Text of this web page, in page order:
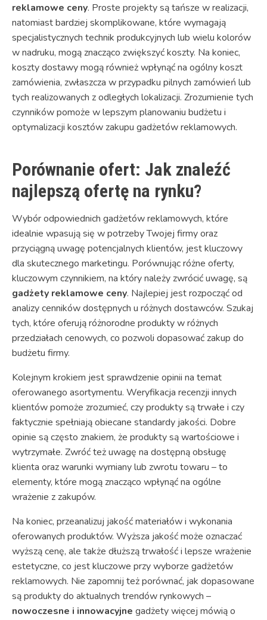
reklamowe ceny. Proste projekty są tańsze w realizacji,
natomiast bardziej skomplikowane, które wymagają
specjalistycznych technik produkcyjnych lub wielu kolorów
w nadruku, mogą znacząco zwiększyć koszty. Na koniec,
koszty dostawy mogą również wpłynąć na ogólny koszt
zamówienia, zwłaszcza w przypadku pilnych zamówień lub
tych realizowanych z odległych lokalizacji. Zrozumienie tych
czynników pomoże w lepszym planowaniu budżetu i
optymalizacji kosztów zakupu gadżetów reklamowych.
Porównanie ofert: Jak znaleźć
najlepszą ofertę na rynku?
Wybór odpowiednich gadżetów reklamowych, które
idealnie wpasują się w potrzeby Twojej firmy oraz
przyciągną uwagę potencjalnych klientów, jest kluczowy
dla skutecznego marketingu. Porównując różne oferty,
kluczowym czynnikiem, na który należy zwrócić uwagę, są
gadżety reklamowe ceny. Najlepiej jest rozpocząć od
analizy cenników dostępnych u różnych dostawców. Szukaj
tych, które oferują różnorodne produkty w różnych
przedziałach cenowych, co pozwoli dopasować zakup do
budżetu firmy.
Kolejnym krokiem jest sprawdzenie opinii na temat
oferowanego asortymentu. Weryfikacja recenzji innych
klientów pomoże zrozumieć, czy produkty są trwałe i czy
faktycznie spełniają obiecane standardy jakości. Dobre
opinie są często znakiem, że produkty są wartościowe i
wytrzymałe. Zwróć też uwagę na dostępną obsługę
klienta oraz warunki wymiany lub zwrotu towaru – to
elementy, które mogą znacząco wpłynąć na ogólne
wrażenie z zakupów.
Na koniec, przeanalizuj jakość materiałów i wykonania
oferowanych produktów. Wyższa jakość może oznaczać
wyższą cenę, ale także dłuższą trwałość i lepsze wrażenie
estetyczne, co jest kluczowe przy wyborze gadżetów
reklamowych. Nie zapomnij też porównać, jak dopasowane
są produkty do aktualnych trendów rynkowych –
nowoczesne i innowacyjne gadżety więcej mówią o